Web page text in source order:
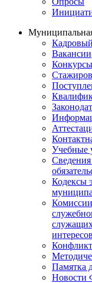
Вакансии
Конкурсы
Учебные
Сведения
Кодексы
Памятка
Новости